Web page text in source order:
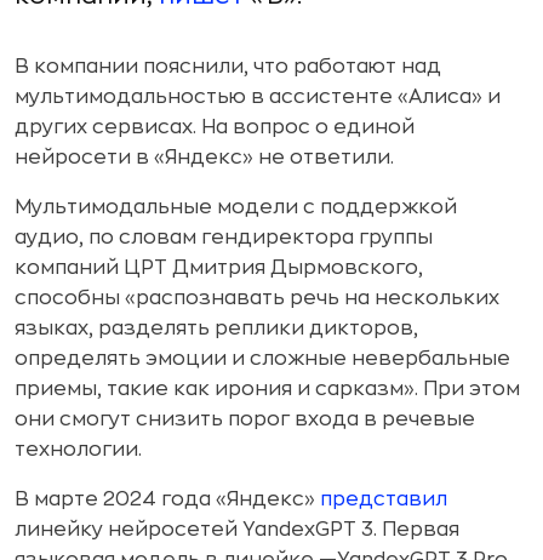
В компании пояснили, что работают над
мультимодальностью в ассистенте «Алиса» и
других сервисах. На вопрос о единой
нейросети в «Яндекс» не ответили.
Мультимодальные модели с поддержкой
аудио, по словам гендиректора группы
компаний ЦРТ Дмитрия Дырмовского,
способны «распознавать речь на нескольких
языках, разделять реплики дикторов,
определять эмоции и сложные невербальные
приемы, такие как ирония и сарказм». При этом
они смогут снизить порог входа в речевые
технологии.
В марте 2024 года «Яндекс» представил
линейку нейросетей YandexGPT 3. Первая